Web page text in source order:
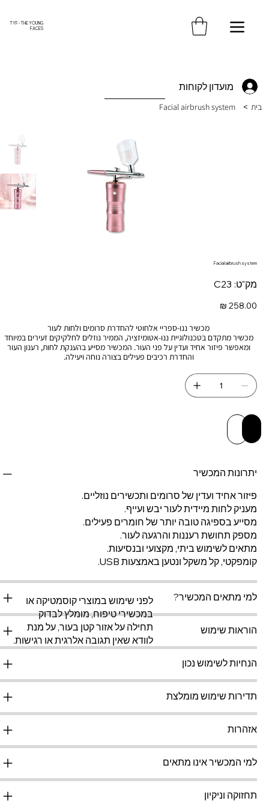
מועדון לקוחות
TYF - THE YOUNG
FACES
בית >
Facial airbrush system
Facial airbrush system
מק"ט:
מק"ט
C23
C23
מחיר
מכשיר ננו-ספריי אלחוטי להחדרת סרומים ולחות לעור
מכשיר מתקדם בטכנולוגיית ננו-אטומיזציה, הממיר נוזלים לחלקיקים זעירים במיוחד
ומאפשר פיזור אחיד ועדין על פני העור. המכשיר מסייע בהענקת לחות, רענון העור
והחדרת רכיבים פעילים בצורה נוחה ויעילה.
יתרונות המכשיר
פיזור אחיד ועדין של סרומים ותכשירים נוזליים.
מעניק לחות מיידית לעור יבש ועייף.
מסייע בספיגה טובה יותר של חומרים פעילים.
מספק תחושת רעננות והרגעה לעור.
מתאים לשימוש ביתי, מקצועי ובנסיעות.
קומפקטי, קל משקל ונטען באמצעות USB.
למי מתאים המכשיר?
הוראות שימוש
הנחיות לשימוש נכון
תדירות שימוש מומלצת
אזהרות
למי המכשיר אינו מתאים
תחזוקה וניקיון
לפני שימוש במוצרי קוסמטיקה או
במכשירי טיפוח, מומלץ לבדוק
תחילה על אזור קטן בעור, על מנת
לוודא שאין תגובה אלרגית או רגישות.